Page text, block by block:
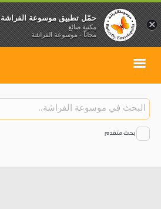
بحث متقدم
×
حمّل تطبيق موسوعة الفراشة
مكتبة صائغ
مجاناً - موسوعة الفراشة